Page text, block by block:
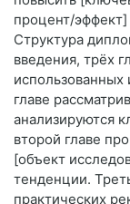
процент/
Структура
введения, трёх
главе
анализируются
второй главе
[объект
тенденции.
практических